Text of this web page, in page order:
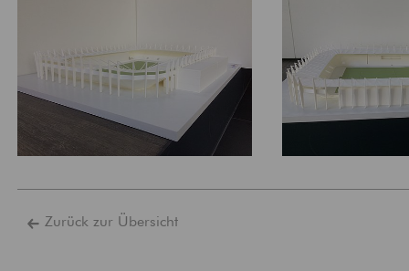
Zurück zur Übersicht